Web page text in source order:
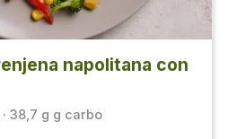
napolitana con
38,7 g g carbo